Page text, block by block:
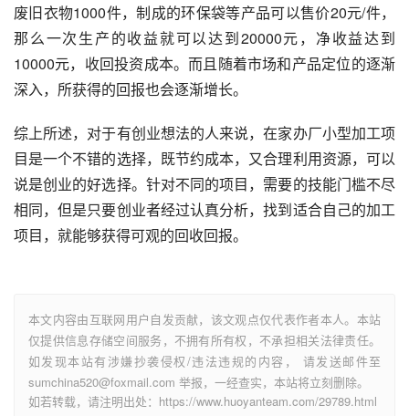
废旧衣物1000件，制成的环保袋等产品可以售价20元/件，
那么一次生产的收益就可以达到20000元，净收益达到
10000元，收回投资成本。而且随着市场和产品定位的逐渐
深入，所获得的回报也会逐渐增长。
综上所述，对于有创业想法的人来说，在家办厂小型加工项
目是一个不错的选择，既节约成本，又合理利用资源，可以
说是创业的好选择。针对不同的项目，需要的技能门槛不尽
相同，但是只要创业者经过认真分析，找到适合自己的加工
项目，就能够获得可观的回收回报。
本文内容由互联网用户自发贡献，该文观点仅代表作者本人。本站
仅提供信息存储空间服务，不拥有所有权，不承担相关法律责任。
如发现本站有涉嫌抄袭侵权/违法违规的内容， 请发送邮件至
sumchina520@foxmail.com 举报，一经查实，本站将立刻删除。
如若转载，请注明出处：https://www.huoyanteam.com/29789.html